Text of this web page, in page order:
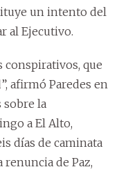
un intento del
al Ejecutivo.
conspirativos, que
afirmó Paredes en
sobre la
a El Alto,
días de caminata
de Paz,